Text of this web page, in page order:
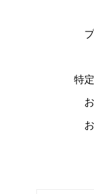
特